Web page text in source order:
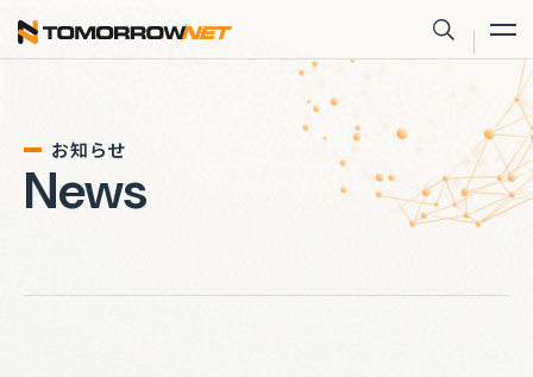
株式会社トゥモロー・ネット
サイト内
お知らせ
News